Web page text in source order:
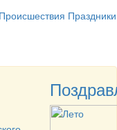
Происшествия Праздники